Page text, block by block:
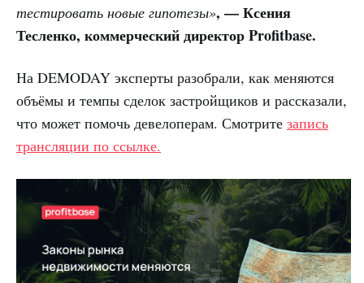
тестировать новые гипотезы», — Ксения
Тесленко, коммерческий директор Profitbase.
На DEMODAY эксперты разобрали, как меняются
объёмы и темпы сделок застройщиков и рассказали,
что может помочь девелоперам. Смотрите запись
трансляции по ссылке.